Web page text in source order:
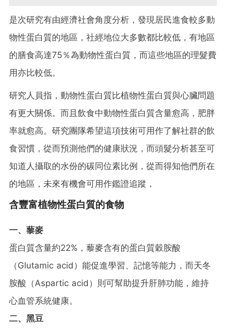
是次研究有由經濟社會角度分析，發現居民進食較多動
物性蛋白質的地區，社經地位大多數都比較低，有地區
的膳食高達75％為動物性蛋白質，而這些地區的理髮費
用亦比較低。
研究人員指，動物性蛋白質比植物性蛋白質與心臟問題
有更大關係。而且飲食中動物性蛋白質含量愈高，肥胖
率就愈高。研究團隊希望這項技術可用作了解社群的飲
食習慣，從而預測他們的健康狀況，而頭髮分析甚至可
知道人攝取的水份的碳同位素比例，從而得知他們所在
的地區，未來有機會可用作鑑證追蹤，
含豐富植物性蛋白質的食物
一、藜麥
蛋白質含量約22%，藜麥含有的蛋白質穀胺酸
（Glutamic acid）能促進學習、記憶等能力，而天冬
胺酸（Aspartic acid）則可幫助提升肝肺功能，維持
心血管系統健康。
二、黑豆